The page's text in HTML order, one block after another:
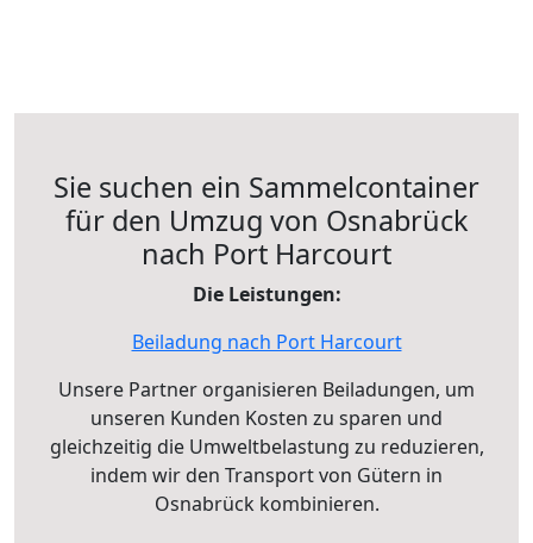
Sie suchen ein Sammelcontainer
für den Umzug von Osnabrück
nach Port Harcourt
Die Leistungen:
Beiladung nach Port Harcourt
Unsere Partner organisieren Beiladungen, um
unseren Kunden Kosten zu sparen und
gleichzeitig die Umweltbelastung zu reduzieren,
indem wir den Transport von Gütern in
Osnabrück kombinieren.